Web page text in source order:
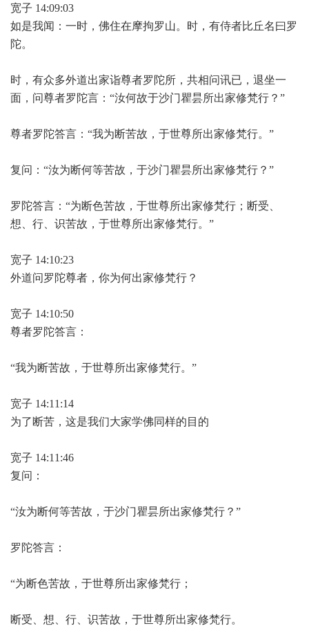
宽子 14:09:03
如是我闻：一时，佛住在摩拘罗山。时，有侍者比丘名曰罗
陀。
时，有众多外道出家诣尊者罗陀所，共相问讯已，退坐一
面，问尊者罗陀言：“汝何故于沙门瞿昙所出家修梵行？”
尊者罗陀答言：“我为断苦故，于世尊所出家修梵行。”
复问：“汝为断何等苦故，于沙门瞿昙所出家修梵行？”
罗陀答言：“为断色苦故，于世尊所出家修梵行；断受、
想、行、识苦故，于世尊所出家修梵行。”
宽子 14:10:23
外道问罗陀尊者，你为何出家修梵行？
宽子 14:10:50
尊者罗陀答言：
“我为断苦故，于世尊所出家修梵行。”
宽子 14:11:14
为了断苦，这是我们大家学佛同样的目的
宽子 14:11:46
复问：
“汝为断何等苦故，于沙门瞿昙所出家修梵行？”
罗陀答言：
“为断色苦故，于世尊所出家修梵行；
断受、想、行、识苦故，于世尊所出家修梵行。